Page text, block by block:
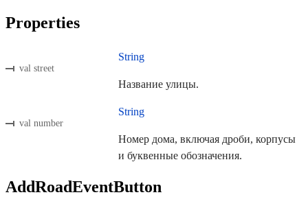
Properties
val street
String
Название улицы.
val number
String
Номер дома, включая дроби, корпусы
и буквенные обозначения.
AddRoadEventButton